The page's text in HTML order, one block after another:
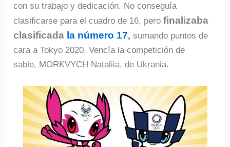
con su trabajo y dedicación. No conseguía
clasificarse para el cuadro de 16, perofinalizaba
clasificada la número 17, sumando puntos de
cara a Tokyo 2020. Vencía la competición de
sable, MORKVYCH Nataliia, de Ukrania.